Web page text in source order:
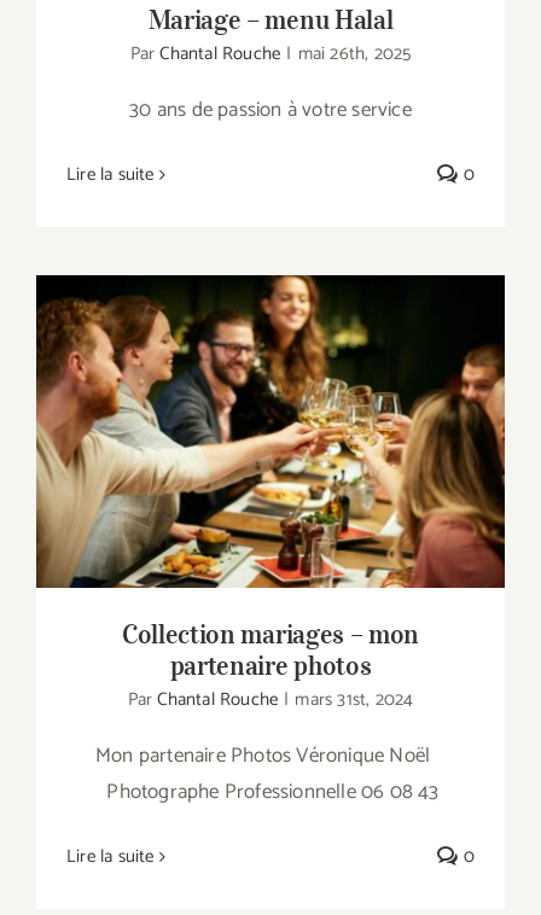
Mariage – menu Halal
ParChantal Rouche | mai 26th, 2025
30 ans de passion à votre service
Lire la suite 0
Collection mariages – mon partenaire
photos
Collection mariages – mon
partenaire photos
ParChantal Rouche | mars 31st, 2024
Mon partenaire Photos Véronique Noël
Photographe Professionnelle 06 08 43
Lire la suite 0